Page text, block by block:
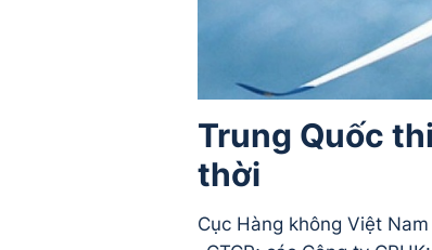
Trung Quốc
thời
Cục Hàng không Việt